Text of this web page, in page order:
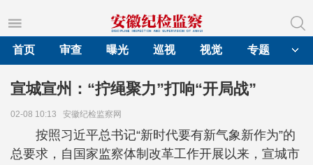
首页
审查 曝光 巡视 视觉 专题
宣城宣州：“拧绳聚力”打响“开局战”
02-08 10:13 安徽纪检监察网
按照习近平总书记“新时代要有新气象新作为”的
总要求，自国家监察体制改革工作开展以来，宣城市